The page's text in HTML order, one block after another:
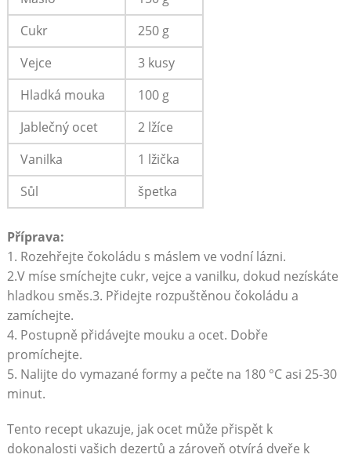
Cukr
250 g
Vejce
3 kusy
Hladká mouka
100 ​g
Jablečný ocet
2 lžíce
Vanilka
1 lžička
Sůl
špetka
Příprava:
1. ​Rozehřejte​ čokoládu​ s máslem ve vodní lázni.
2.V míse smíchejte cukr, vejce a vanilku, dokud nezískáte
hladkou směs.3. Přidejte rozpuštěnou čokoládu​ a
zamíchejte.
4. Postupně‍ přidávejte mouku ​a ocet. Dobře
promíchejte.
5.⁣ Nalijte ‌do vymazané formy a pečte na 180 °C asi ‌25-30
⁤minut.
Tento⁣ recept ukazuje,‍ jak ocet může přispět k⁢
dokonalosti vašich dezertů a zároveň otvírá dveře⁤ k​